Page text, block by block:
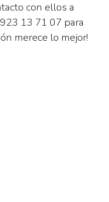
con ellos a
13 71 07 para
merece lo mejor!